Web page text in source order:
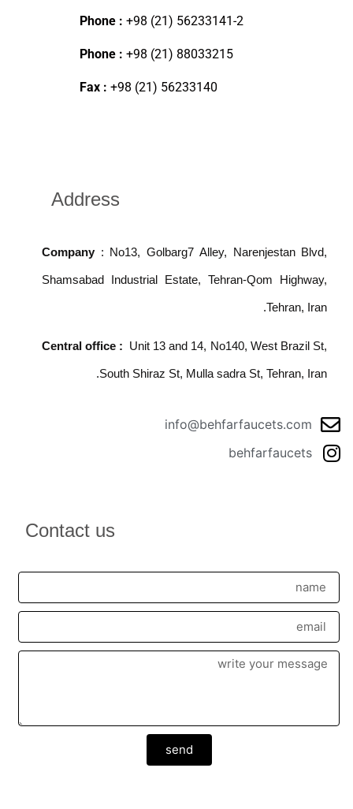
Phone : +98 (21) 56233141-2
Phone : +98 (21) 88033215
Fax : +98 (21) 56233140
Address
Company : No13, Golbarg7 Alley, Narenjestan Blvd,
Shamsabad Industrial Estate, Tehran-Qom Highway,
Tehran, Iran.
Central office : Unit 13 and 14, No140, West Brazil St,
South Shiraz St, Mulla sadra St, Tehran, Iran.
info@behfarfaucets.com
behfarfaucets
Contact us
send